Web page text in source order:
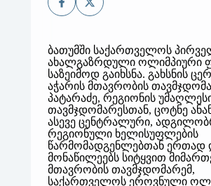
ბათუმში საქართველოს
ახალგაზრდული ოლიმპიური
საზეიმოდ გაიხსნა. გახსნის
აჭარის მთავრობის
პატარაძე, რეგიონის
თავმჯდომარესთან, ცოტნე
ასევე ცენტრალური,
რეგიონული ხელისუფლების
წარმომადგენლებთან ერთად
მონაწილეებს სიტყვით
მთავრობის თავმჯდომარემ,
საქართველოს ეროვნული